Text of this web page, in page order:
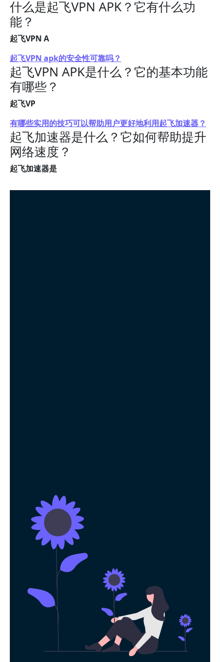
什么是起飞VPN APK？它有什么功
能？
起飞VPN A
起飞VPN apk的安全性可靠吗？
起飞VPN APK是什么？它的基本功能
有哪些？
起飞VP
有哪些实用的技巧可以帮助用户更好地利用起飞加速器？
起飞加速器是什么？它如何帮助提升
网络速度？
起飞加速器是